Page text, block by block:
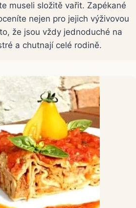
museli složitě vařit. Zapékané
nejen pro jejich výživovou
že jsou vždy jednoduché na
a chutnají celé rodině.